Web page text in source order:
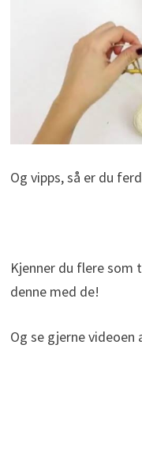
Og vipps, så er du
Kjenner du flere som
denne med de!
Og se gjerne videoen